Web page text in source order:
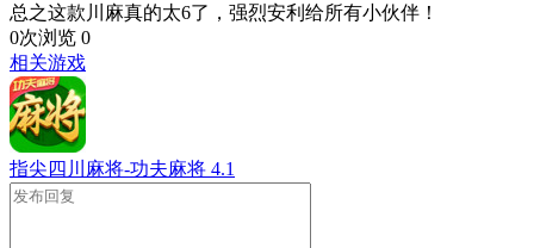
总之这款川麻真的太6了，强烈安利给所有小伙伴！
0次浏览 0
相关游戏
指尖四川麻将-功夫麻将 4.1